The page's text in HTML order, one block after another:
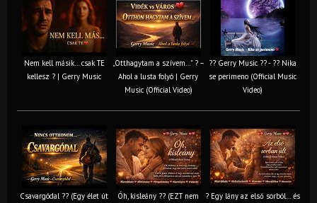
Nem kell másik… csak TE
kellesz ? | Gerry Music
„Otthagytam a szívem…” ? –
Ahol a lusta folyó | Gerry
Music (Official Video)
?? Gerry Music ?? - ?? Nika
se perimeno (Official Music
Video)
Csavargódal ?? (Egy élet út
Óh, kisleány ?? (EZT nem
? Egy lány az első sorból… és